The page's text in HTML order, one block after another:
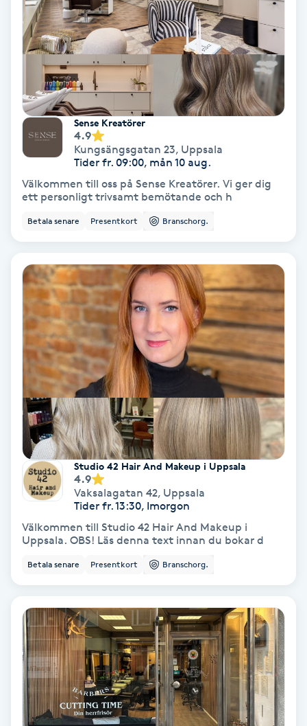
Fettreducering
Fibromassage
Fillers
Fotmassage
Fotvård
Fransar
Fransborttagning
Fransfärgning
Fransförlängning
Fransförlängning Megavolym
Fransförlängning Volym
Fransk manikyr
Fransrengöring
Friskvårdsmassage
Frisör
Funktionsanalys
Sense Kreatörer
4.9
Kungsängsgatan 23, Uppsala
Tider fr. 09:00, mån 10 aug.
Välkommen till oss på Sense Kreatörer. Vi ger dig
ett personligt trivsamt bemötande och h
Betala senare Presentkort Branschorg.
Studio 42 Hair And Makeup i Uppsala
4.9
Vaksalagatan 42, Uppsala
Tider fr. 13:30, Imorgon
Välkommen till Studio 42 Hair And Makeup i
Uppsala. OBS! Läs denna text innan du bokar d
Betala senare Presentkort Branschorg.